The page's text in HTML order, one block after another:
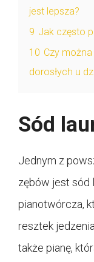
jest lepsza?
9 Jak często
10 Czy
dorosłych u
Sód
Jednym z
zębów jest sód
pianotwórcza,
resztek
także pianę,